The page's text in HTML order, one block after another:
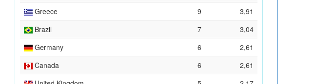
Greece
9
3,91
Brazil
7
3,04
Germany
6
2,61
Canada
6
2,61